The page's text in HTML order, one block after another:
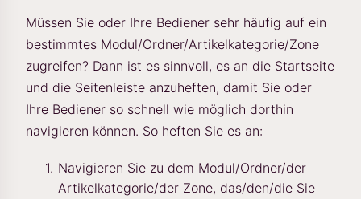
Müssen Sie oder Ihre Bediener sehr häufig auf ein
bestimmtes Modul/Ordner/Artikelkategorie/Zone
zugreifen? Dann ist es sinnvoll, es an die Startseite
und die Seitenleiste anzuheften, damit Sie oder
Ihre Bediener so schnell wie möglich dorthin
navigieren können. So heften Sie es an:
Navigieren Sie zu dem Modul/Ordner/der
Artikelkategorie/der Zone, das/den/die Sie